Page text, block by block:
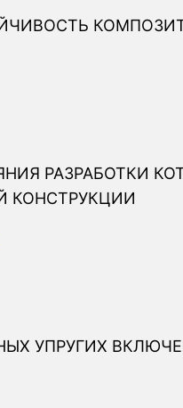
РАЗРАБОТКИ
КОНСТРУКЦИИ
УПРУГИХ